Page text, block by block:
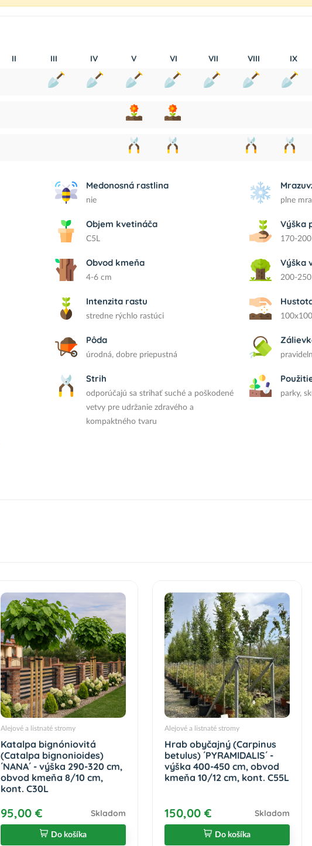
II III IV V VI VII VIII IX
Medonosná rastlina
nie plne
Objem kvetináča
C5L
Výška
170-
Obvod kmeňa
4-6 cm
Výška
200-
Intenzita rastu
stredne rýchlo rastúci
Pôda
úrodná, dobre priepustná
Strih
odporúčajú sa strihať suché a poškodené
vetvy pre udržanie zdravého a
kompaktného tvaru
parky,
Alejové a listnaté stromy
Katalpa bignóniovitá
(Catalpa bignonioides)
´NANA´ - výška 290-320 cm,
obvod kmeňa 8/10 cm,
kont. C30L
95,00 € Skladom
Do košíka
Alejové a listnaté stromy
Hrab obyčajný (Carpinus
betulus) ´PYRAMIDALIS´ -
výška 400-450 cm, obvod
kmeňa 10/12 cm, kont. C55L
150,00 € Skladom
Do košíka